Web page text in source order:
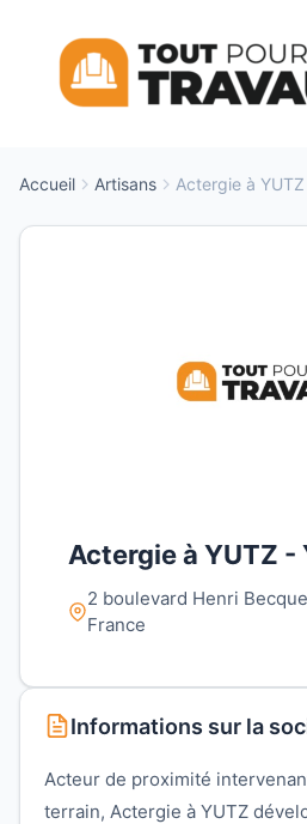
contenu
Accueil Artisans Actergie à YUTZ
Actergie à YUTZ -
2 boulevard Henri
France
Informations sur la
Acteur de proximité
terrain, Actergie à YUTZ